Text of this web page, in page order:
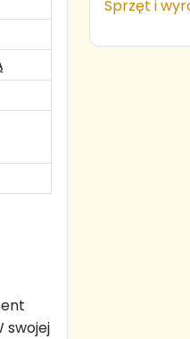
swojej
Sprzęt i